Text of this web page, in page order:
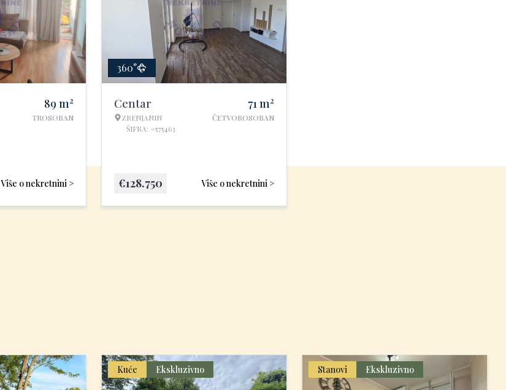
89 m2
TROSOBAN
Više o nekretnini >
360°
Centar
ZRENJANIN
ŠIFRA: #575463
71m2
ČETVOROSOBAN
Više o nekretnini >
€128.750
Kuće Ekskluzivno Stanovi Ekskluzivno